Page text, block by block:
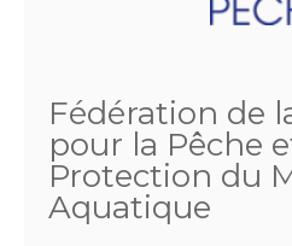
Fédération de
pour la Pêche
Protection du
Aquatique